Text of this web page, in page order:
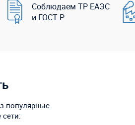
Соблюдаем ТР ЕАЭС
и ГОСТ Р
популярные